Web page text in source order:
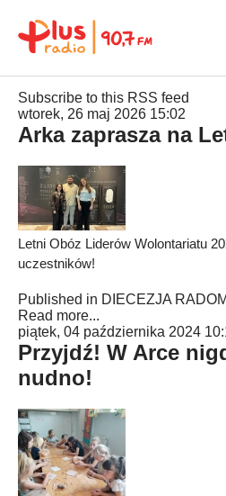
Subscribe to this RSS feed
wtorek, 26 maj 2026 15:02
Arka zaprasza na
Letni Obóz Liderów Wolontariatu
uczestników!
Published in DIECEZJA
Read more...
piątek, 04 października 2024
Przyjdź! W Arce
nudno!